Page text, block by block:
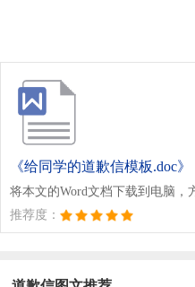
《给同学的道歉信模板.doc》
将本文的Word文档下载到电脑，
推荐度：